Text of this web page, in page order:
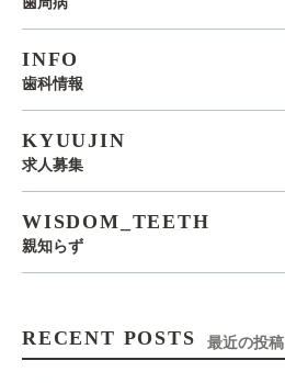
INFO
歯科情報
KYUUJIN
求人募集
WISDOM_TEETH
親知らず
RECENT POSTS 最近の投稿